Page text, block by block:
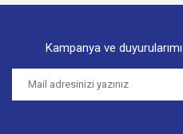
Kampanya ve